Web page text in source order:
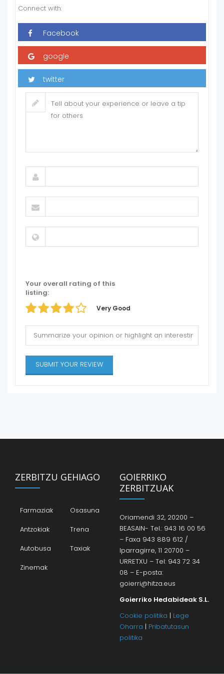
Connect with:
Your overall rating of this
listing:
Very Good
ZERBITZU GEHIAGO
Farmaziak
Osasuna
Antzokiak
Trena
Autobusa
Taxiak
Zinemak
GOIERRIKO
ZERBITZUAK
Oriamendi 32, 20200 –
BEASAIN- Tel.: 943 16 00 56
– Faxa 943 889 612 /
Iparragirre, 11 20700 –
URRETXU – Tel: 943 72 34
08 – E-posta:
goierri@hitza.eus
Goierriko Hedabideak S.L.
Cookie politika | Lege
Oharra | Pribatutasun
politika